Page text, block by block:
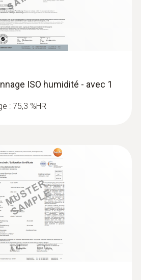
ISO humidité - avec 1
: 75,3 %HR